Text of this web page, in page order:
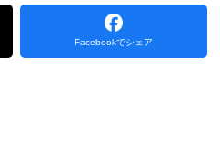
Facebookでシェア